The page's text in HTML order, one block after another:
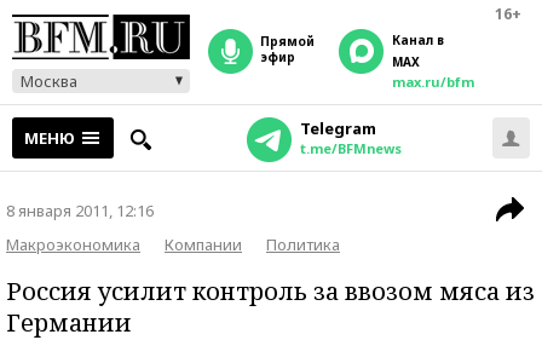
16+
Москва
прямой
эфир
Канал в
MAX
max.ru/bfm
МЕНЮ Telegram
t.me/BFMnews
8 января 2011, 12:16
Макроэкономика
Компании Политика
Россия усилит контроль за ввозом мяса из
Германии